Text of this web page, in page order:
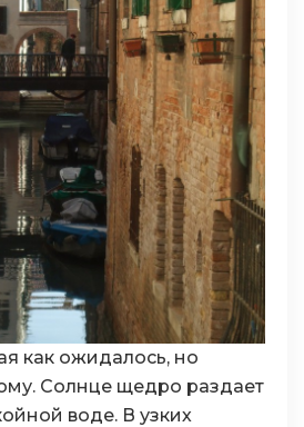
как ожидалось, но
Солнце щедро раздает
воде. В узких